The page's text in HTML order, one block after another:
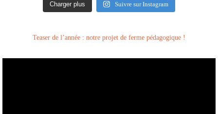
Charger plus Suivre sur Instagram
Teaser de l’année : notre projet de ferme pédagogique !